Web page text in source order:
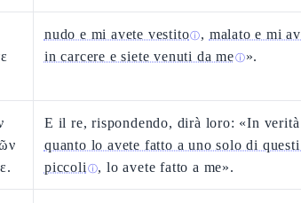
nudo e mi avete vestitoⓘ, malato e mi
in carcere e siete venuti da meⓘ».
E il re, rispondendo, dirà loro: «In
quanto lo avete fatto a uno solo di
piccoli ⓘ, lo avete fatto a me».